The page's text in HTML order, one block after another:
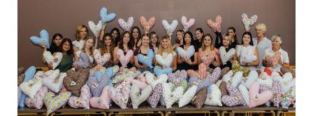
dm kosmetikstudio
Verantwortung
Lehre bei dm